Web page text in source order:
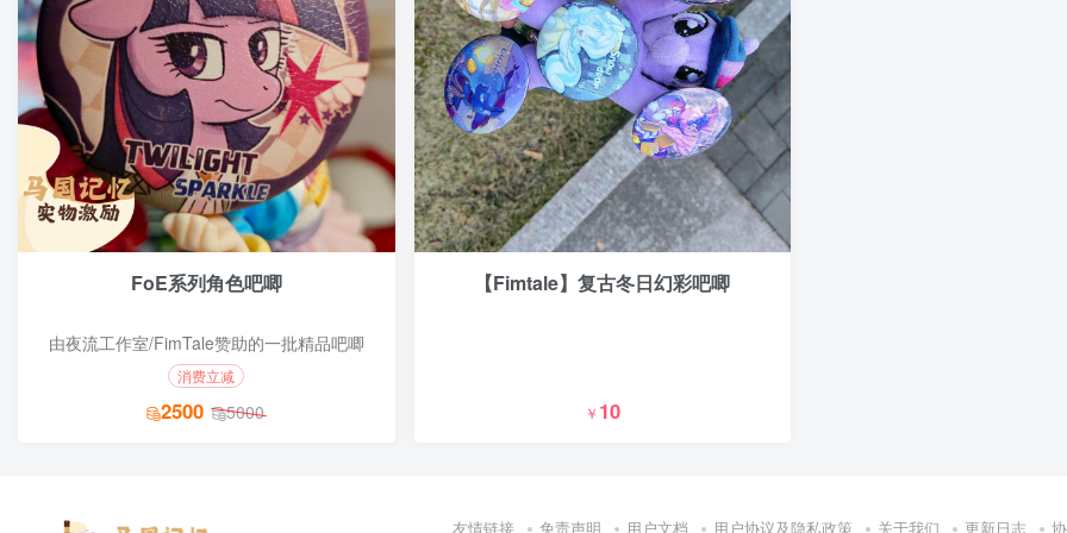
FoE系列角色吧唧
由夜流工作室/FimTale赞助的一批精品吧唧
消费立减
2500 5000
【Fimtale】复古冬日幻彩吧唧
￥ 10
友情链接 免责声明 用户文档 用户协议及隐私政策 关于我们 更新日志